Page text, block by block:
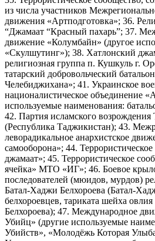
из числа участников
движения «Артподготовка»; 36.
“Джамаат “Красный пахарь”; 37.
движение «Колумбайн» (другое
«Скулшутинг»); 38. Хатлонский
религиозная группа п. Кушкуль г.
татарский добровольческий
Челебиджихана»; 41. Украинское
националистическое объединение
используемые наименования:
42. Партия исламского возрождения
(Республика Таджикистан); 43.
леворадикальное анархистское
самооборона»; 44.
джамаат»; 45. Террористическое
ячейка» МТО «ИГ»; 46. Боевое
последователей (мюидов, мурдов)
Батал-Хаджи Белхороева (Батал-
белхороевцев, тариката шейха
Белхороева); 47. Международное
Убийц» (другие используемые
Убийств», «Молодёжь Которая